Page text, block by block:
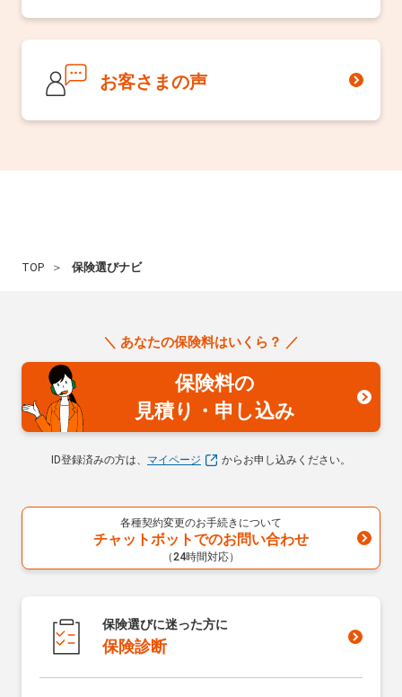
お客さまの声
TOP 保険選びナビ
＼ あなたの保険料はいくら？ ／
保険料の
見積り・申し込み
ID登録済みの方は、 マイページ からお申し込みください。
各種契約変更のお手続きについて
チャットボットでのお問い合わせ
（24時間対応）
保険選びに迷った方に
保険診断